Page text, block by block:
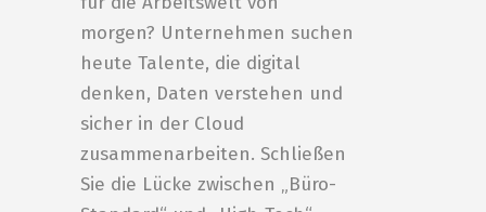
morgen? Unternehmen suchen
heute Talente, die digital
denken, Daten verstehen und
sicher in der Cloud
zusammenarbeiten. Schließen
Sie die Lücke zwischen „Büro-